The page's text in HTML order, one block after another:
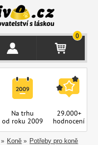
0
Na trhu
od roku 2009
29.000+
hodnocení
» Koně » Potřeby pro koně